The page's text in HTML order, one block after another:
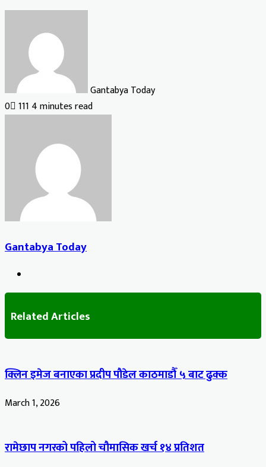
Gantabya Today
0 111 4 minutes read
Gantabya Today
Related Articles
क्लिन इमेज बनाएका प्रदीप पौडेल काठमाडौँ ५ बाट ढुक्क
March 1, 2026
रामेछाप नगरको पहिलो चौमासिक खर्च १४ प्रतिशत